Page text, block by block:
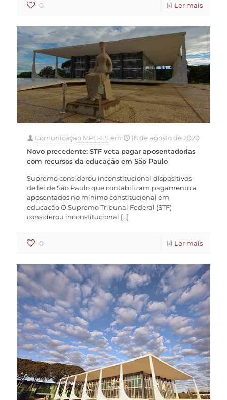
0 Ler mais
Comunicação MPC-ESem
18 de agosto de 2020
Novo precedente: STF veta pagar aposentadorias
com recursos da educação em São Paulo
Supremo considerou inconstitucional dispositivos
de lei de São Paulo que contabilizam pagamento a
aposentados no mínimo constitucional em
educação O Supremo Tribunal Federal (STF)
considerou inconstitucional […]
0 Ler mais